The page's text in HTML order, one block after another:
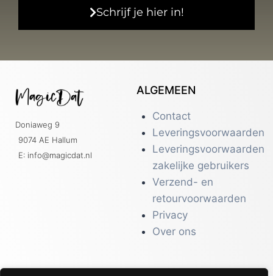
Schrijf je hier in!
Doniaweg 9
9074 AE Hallum
E: info@magicdat.nl
ALGEMEEN
Contact
Leveringsvoorwaarden
Leveringsvoorwaarden
zakelijke gebruikers
Verzend- en
retourvoorwaarden
Privacy
Over ons